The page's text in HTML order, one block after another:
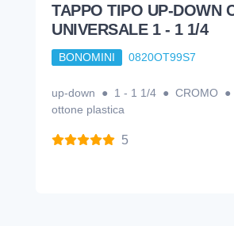
TAPPO TIPO UP-DOWN
UNIVERSALE 1 - 1 1/4
BONOMINI 0820OT99S7
up-down ● 1 - 1 1/4 ● CROMO
ottone plastica
5